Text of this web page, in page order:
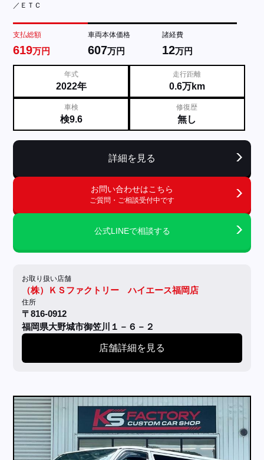
／ＥＴＣ
支払総額
619万円
車両本体価格
607万円
諸経費
12万円
年式
2022年
走行距離
0.6万km
車検
検9.6
修復歴
無し
詳細を見る
お問い合わせはこちら
ご質問・ご相談受付中です
公式LINEで相談する
お取り扱い店舗
（株）ＫＳファクトリー ハイエース福岡店
住所
〒816-0912
福岡県大野城市御笠川１－６－２
店舗詳細を見る